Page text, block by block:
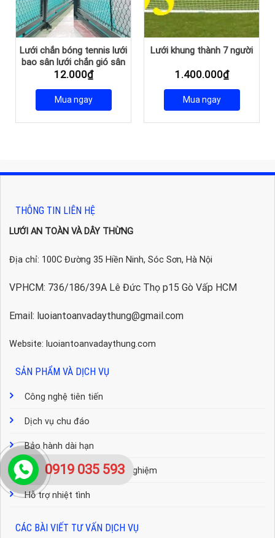
Lưới chắn bóng tennis lưới
bao sân lưới chắn gió sân
tennis
12.000₫
Mua ngay
Lưới khung thành 7 người
1.400.000₫
Mua ngay
THÔNG TIN LIÊN HỆ
LƯỚI AN TOÀN VÀ DÂY THỪNG
Địa chỉ: 100C Đường 35 Hiền Ninh, Sóc Sơn, Hà Nội
VPHCM: 736/186/39A Lê Đức Thọ p15 Gò Vấp HCM
Email: luoiantoanvadaythung@gmail.com
Website: luoiantoanvadaythung.com
SẢN PHẨM VÀ DỊCH VỤ
Công nghệ tiên tiến
Dịch vụ chu đáo
Bảo hành dài hạn
Đội ngũ tư vấn nhiều kinh nghiệm
Hỗ trợ nhiệt tình
CÁC BÀI VIẾT TƯ VẤN DỊCH VỤ
0919 035 593